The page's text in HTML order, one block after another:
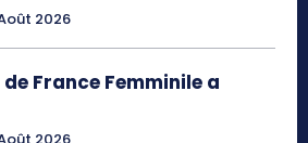
2026
France Femminile a